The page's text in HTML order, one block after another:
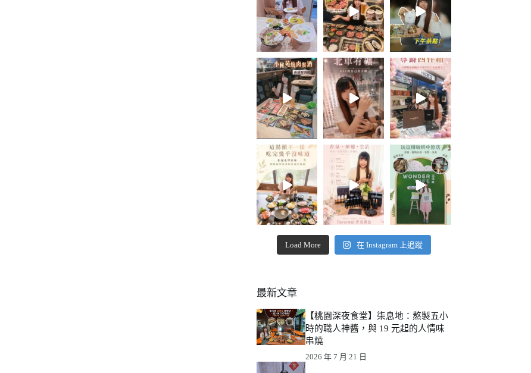
Load More 在 Instagram 上追蹤
最新文章
【桃園深夜食堂】柒息地：熬製五小
時的職人神醬，與 19 元起的人情味
串燒
2026 年 7 月 21 日